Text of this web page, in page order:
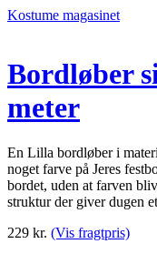
Kostume magasinet
Bordløber
meter
En Lilla bordløber i
noget farve på Jeres
bordet, uden at farven
struktur der giver dugen
229 kr. (Vis fragtpris)